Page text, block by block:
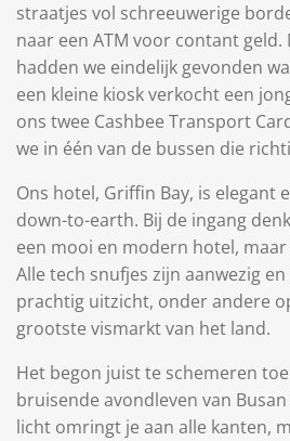
straatjes vol schreeuwerige
naar een ATM voor contant geld.
hadden we eindelijk gevonden
een kleine kiosk verkocht een
ons twee Cashbee Transport
we in één van de bussen die
Ons hotel, Griffin Bay, is elegant
down-to-earth. Bij de ingang
een mooi en modern hotel,
Alle tech snufjes zijn aanwezig
prachtig uitzicht, onder andere
grootste vismarkt van het land.
Het begon juist te schemeren
bruisende avondleven van
licht omringt je aan alle kanten,